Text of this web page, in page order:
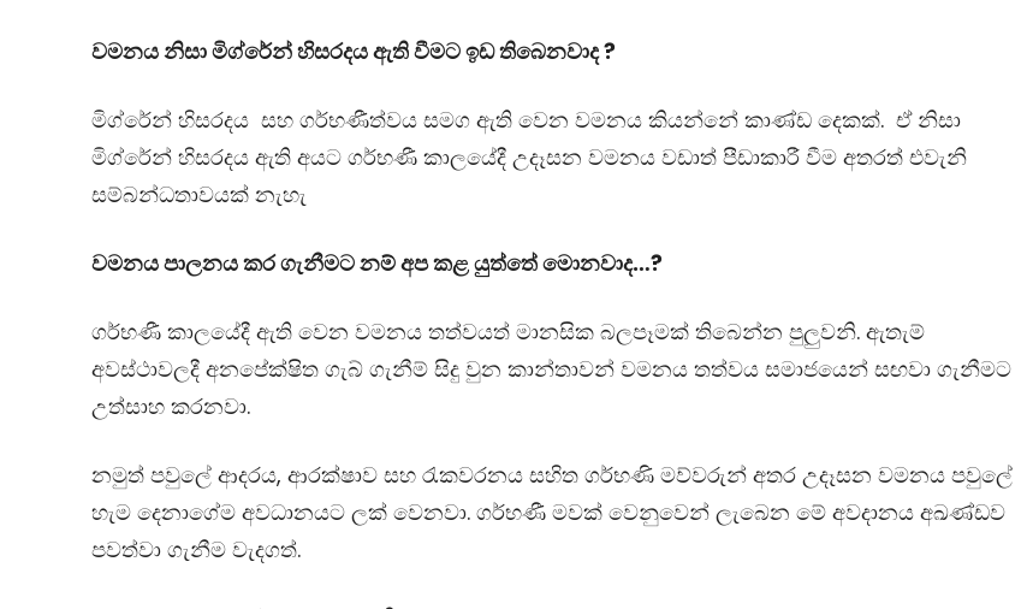
වමනය නිසා මිග්රේන් හිසරදය ඇති වීමට ඉඩ තිබෙනවාද ?
මිග්රේන් හිසරදය සහ ගර්භණීත්වය සමග ඇති වෙන වමනය කියන්නේ කාණ්ඩ දෙකක්. ඒ නිසා
මිග්රේන් හිසරදය ඇති අයට ගර්භණී කාලයේදී උදෑසන වමනය වඩාත් පීඩාකාරී වීම අතරත් එවැනි
සම්බන්ධතාවයක් නැහැ
වමනය පාලනය කර ගැනීමට නම් අප කළ යුත්තේ මොනවාද…?
ගර්භණී කාලයේදී ඇති වෙන වමනය තත්වයත් මානසික බලපෑමක් තිබෙන්න පුලුවනි. ඇතැම්
අවස්ථාවලදී අනපේක්ෂිත ගැබ් ගැනීම් සිදු වුන කාන්තාවන් වමනය තත්වය සමාජයෙන් සඟවා ගැනීමට
උත්සාහ කරනවා.
නමුත් පවුලේ ආදරය, ආරක්ෂාව සහ රැකවරනය සහිත ගර්භණි මව්වරුන් අතර උදෑසන වමනය පවුලේ
හැම දෙනාගේම අවධානයට ලක් වෙනවා. ගර්භණී මවක් වෙනුවෙන් ලැබෙන මේ අවදානය අඛණ්ඩව
පවත්වා ගැනීම වැදගත්.